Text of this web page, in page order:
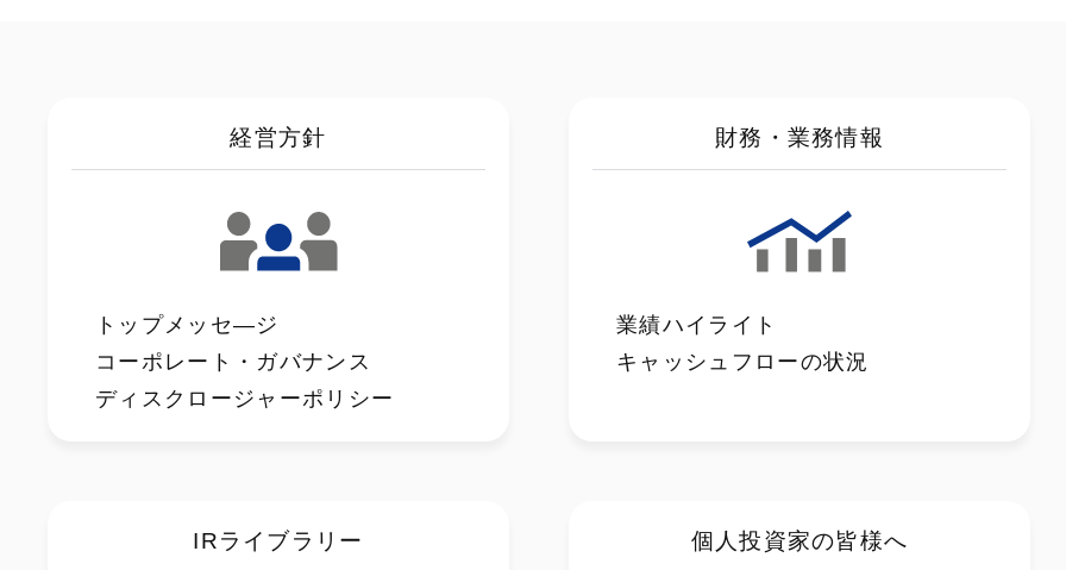
経営方針
トップメッセ―ジ
コーポレート・ガバナンス
ディスクロージャーポリシー
財務・業務情報
業績ハイライト
キャッシュフローの状況
IRライブラリー 個人投資家の皆様へ